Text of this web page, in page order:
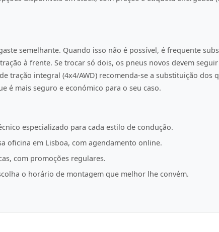
semelhante. Quando isso não é possível, é frequente
à frente. Se trocar só dois, os pneus novos devem
tração integral (4x4/AWD) recomenda-se a substituição dos
é mais seguro e económico para o seu caso.
especializado para cada estilo de condução.
oficina em Lisboa, com agendamento online.
com promoções regulares.
o horário de montagem que melhor lhe convém.